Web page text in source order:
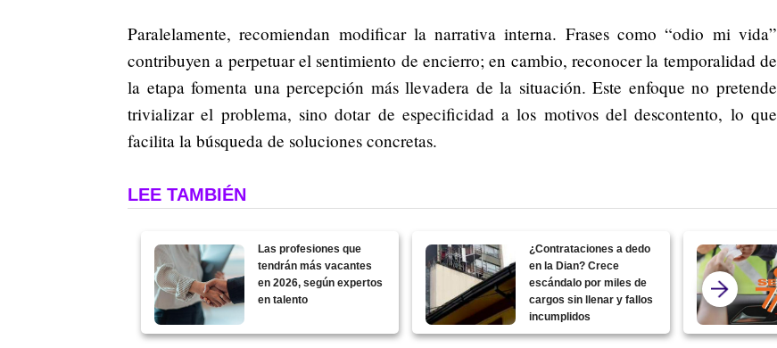
Paralelamente, recomiendan modificar la narrativa interna. Frases como “odio mi vida”
contribuyen a perpetuar el sentimiento de encierro; en cambio, reconocer la temporalidad de
la etapa fomenta una percepción más llevadera de la situación. Este enfoque no pretende
trivializar el problema, sino dotar de especificidad a los motivos del descontento, lo que
facilita la búsqueda de soluciones concretas.
LEE TAMBIÉN
Las profesiones que
tendrán más vacantes
en 2026, según expertos
en talento
¿Contrataciones a dedo
en la Dian? Crece
escándalo por miles de
cargos sin llenar y fallos
incumplidos